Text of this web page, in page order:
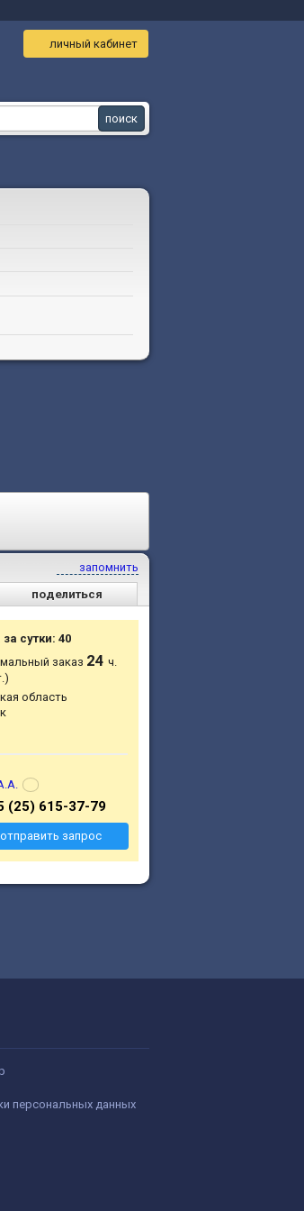
личный кабинет
запомнить
поделиться
сутки: 40
заказ 24ч.
область
(25) 615-37-79
отправить запрос
персональных данных